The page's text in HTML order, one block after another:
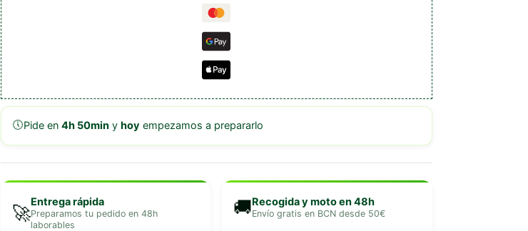
🕔Pide en 4h 50miny hoy empezamos a prepararlo
🚀Entrega rápida
Preparamos tu pedido en 48h
laborables
🚚Recogida y moto en 48h
Envío gratis en BCN desde 50€